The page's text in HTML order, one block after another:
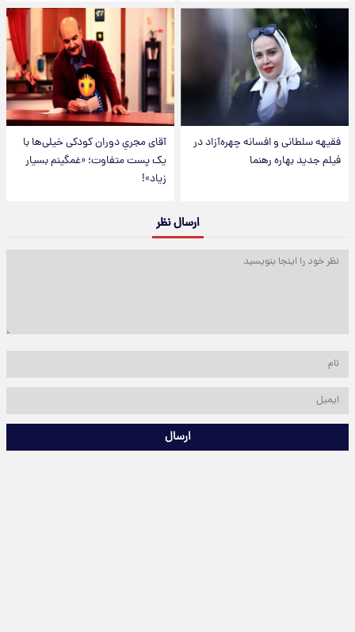
فقیهه سلطانی و افسانه چهره‌آزاد در
فیلم جدید بهاره رهنما
آقای مجریِ دوران کودکی خیلی‌ها با
یک پست متفاوت؛ «غمگینم بسیار
زیاد»!
ارسال نظر
ارسال